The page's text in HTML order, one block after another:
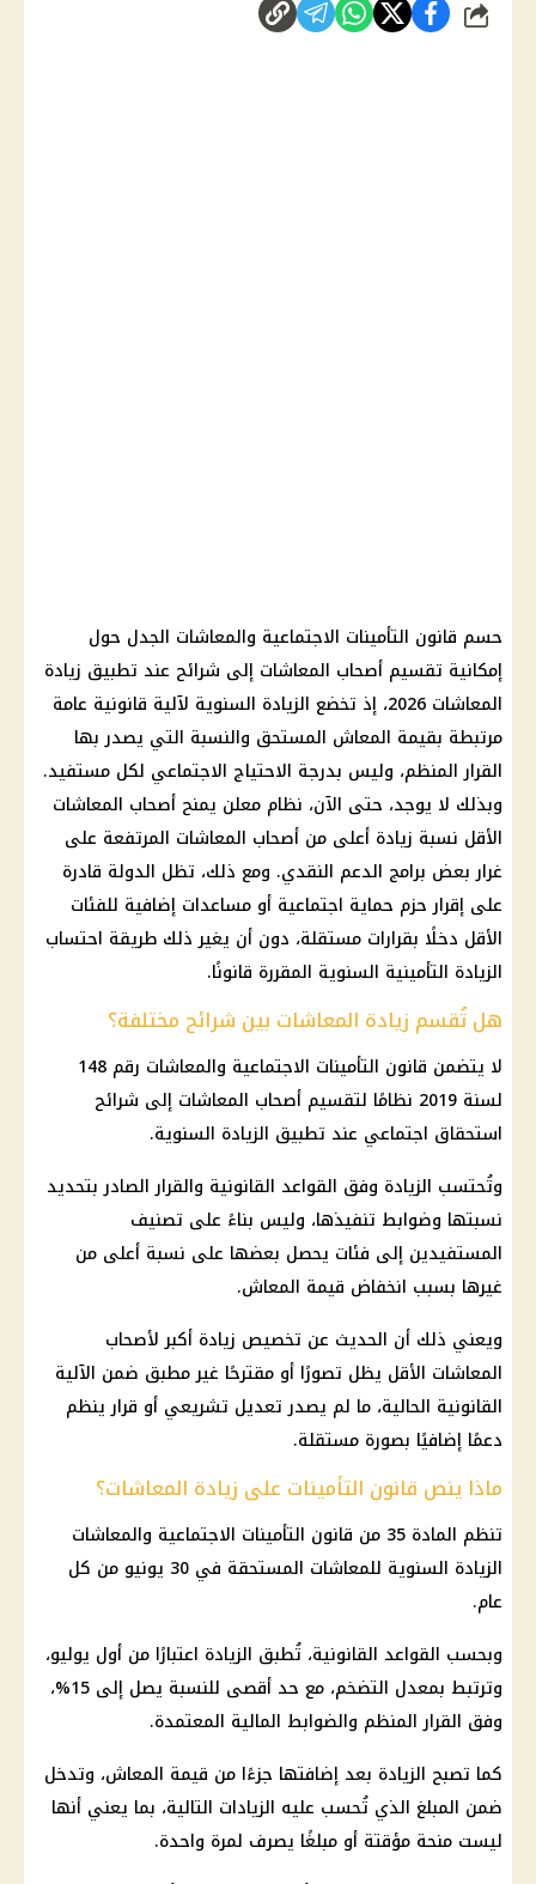
شارك
حسم قانون التأمينات الاجتماعية والمعاشات الجدل حول
إمكانية تقسيم أصحاب المعاشات إلى شرائح عند تطبيق زيادة
المعاشات 2026، إذ تخضع الزيادة السنوية لآلية قانونية عامة
مرتبطة بقيمة المعاش المستحق والنسبة التي يصدر بها
القرار المنظم، وليس بدرجة الاحتياج الاجتماعي لكل مستفيد.
وبذلك لا يوجد، حتى الآن، نظام معلن يمنح أصحاب المعاشات
الأقل نسبة زيادة أعلى من أصحاب المعاشات المرتفعة على
غرار بعض برامج الدعم النقدي. ومع ذلك، تظل الدولة قادرة
على إقرار حزم حماية اجتماعية أو مساعدات إضافية للفئات
الأقل دخلًا بقرارات مستقلة، دون أن يغير ذلك طريقة احتساب
الزيادة التأمينية السنوية المقررة قانونًا.
هل تُقسم زيادة المعاشات بين شرائح مختلفة؟
لا يتضمن قانون التأمينات الاجتماعية والمعاشات رقم 148
لسنة 2019 نظامًا لتقسيم أصحاب المعاشات إلى شرائح
استحقاق اجتماعي عند تطبيق الزيادة السنوية.
وتُحتسب الزيادة وفق القواعد القانونية والقرار الصادر بتحديد
نسبتها وضوابط تنفيذها، وليس بناءً على تصنيف
المستفيدين إلى فئات يحصل بعضها على نسبة أعلى من
غيرها بسبب انخفاض قيمة المعاش.
ويعني ذلك أن الحديث عن تخصيص زيادة أكبر لأصحاب
المعاشات الأقل يظل تصورًا أو مقترحًا غير مطبق ضمن الآلية
القانونية الحالية، ما لم يصدر تعديل تشريعي أو قرار ينظم
دعمًا إضافيًا بصورة مستقلة.
ماذا ينص قانون التأمينات على زيادة المعاشات؟
تنظم المادة 35 من قانون التأمينات الاجتماعية والمعاشات
الزيادة السنوية للمعاشات المستحقة في 30 يونيو من كل
عام.
وبحسب القواعد القانونية، تُطبق الزيادة اعتبارًا من أول يوليو،
وترتبط بمعدل التضخم، مع حد أقصى للنسبة يصل إلى 15%،
وفق القرار المنظم والضوابط المالية المعتمدة.
كما تصبح الزيادة بعد إضافتها جزءًا من قيمة المعاش، وتدخل
ضمن المبلغ الذي تُحسب عليه الزيادات التالية، بما يعني أنها
ليست منحة مؤقتة أو مبلغًا يصرف لمرة واحدة.